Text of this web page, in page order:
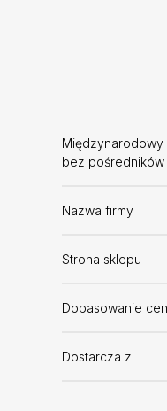
bez pośredników
Nazwa firmy
Strona sklepu
Dopasowanie
Dostarcza z